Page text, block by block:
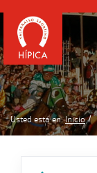
Usted está en: Inicio